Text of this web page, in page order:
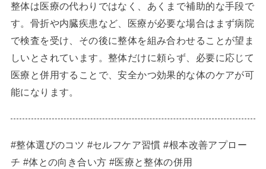
整体は医療の代わりではなく、あくまで補助的な手段で
す。骨折や内臓疾患など、医療が必要な場合はまず病院
で検査を受け、その後に整体を組み合わせることが望ま
しいとされています。整体だけに頼らず、必要に応じて
医療と併用することで、安全かつ効果的な体のケアが可
能になります。
#整体選びのコツ #セルフケア習慣 #根本改善アプロー
チ #体との向き合い方 #医療と整体の併用